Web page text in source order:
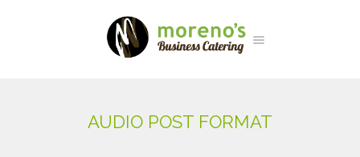
AUDIO POST FORMAT